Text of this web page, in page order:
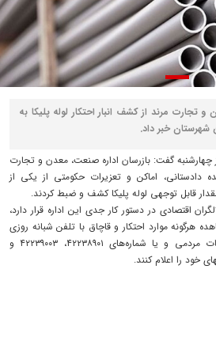
مرند از کشف انبار احتکار لوله پلیکا به
شهرستان خبر داد.
گفت: بازرسان اداره صنعت، معدن و تجارت
دادستانی، اماکن و تعزیرات حکومتی از یکی از
قابل توجهی لوله پلیکا کشف و ضبط کردند.
اقتصادی در دستور کار جدی این اداره قرار دارد،
هرگونه موارد احتکار و قاچاق با تلفن شبانه روزی
۱۲۴ سامانه پاسخگویی به شکایات مردمی و یا شماره‌های ۴۲۲۳۸۹۰۱، ۴۲۲۳۹۰۰۳ و